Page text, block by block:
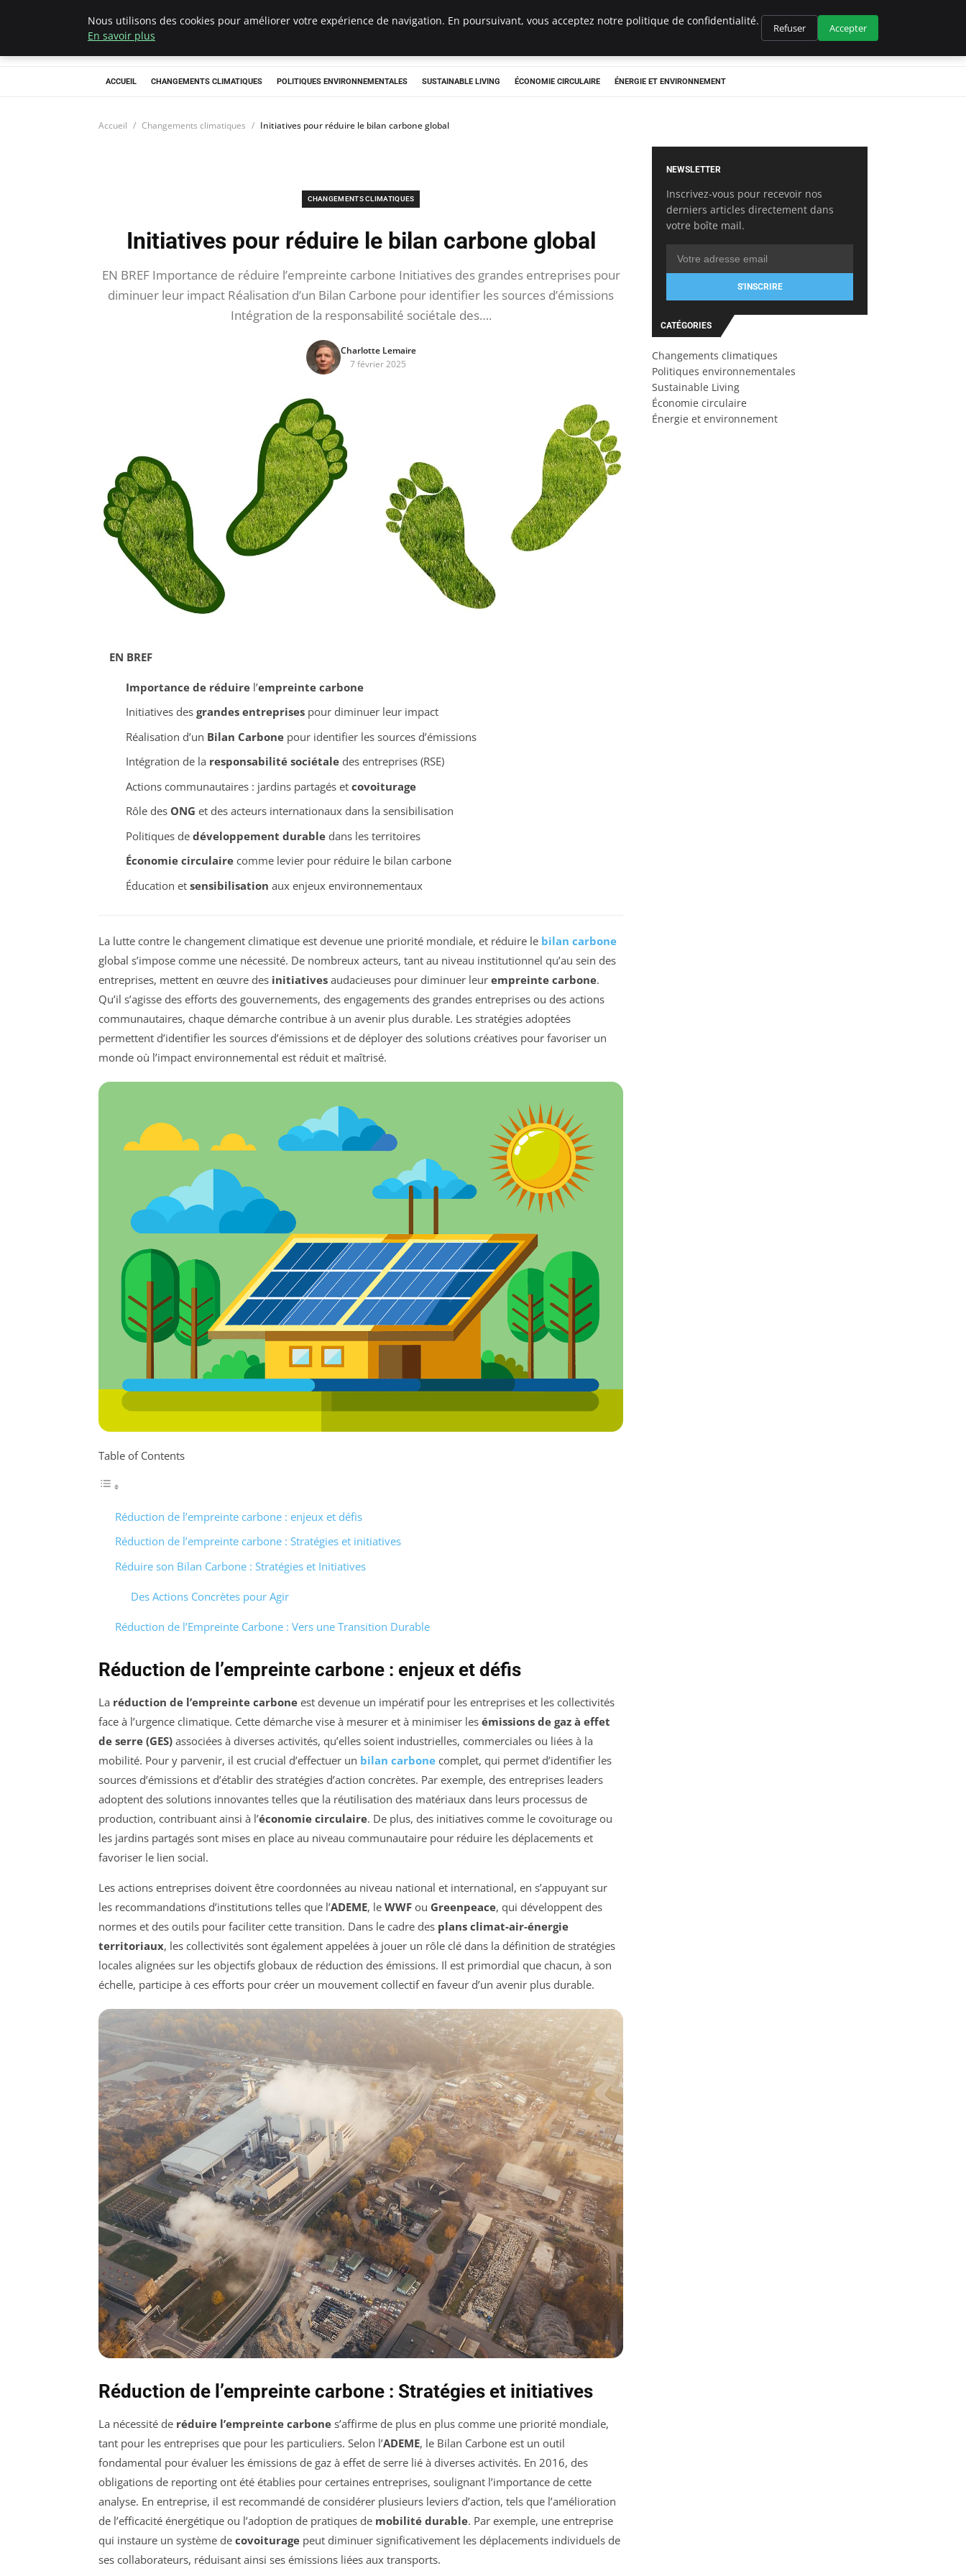
Climategatecountryclub.com
ACCUEIL CHANGEMENTS CLIMATIQUES POLITIQUES ENVIRONNEMENTALES SUSTAINABLE LIVING ÉCONOMIE CIRCULAIRE ÉNERGIE ET ENVIRONNEMENT
Accueil Changements climatiques Initiatives pour réduire le bilan carbone global
CHANGEMENTS CLIMATIQUES
Initiatives pour réduire le bilan carbone global
EN BREF Importance de réduire l’empreinte carbone Initiatives des grandes entreprises pour
diminuer leur impact Réalisation d’un Bilan Carbone pour identifier les sources d’émissions
Intégration de la responsabilité sociétale des….
Charlotte Lemaire
7 février 2025
EN BREF
Importance de réduirel’empreinte carbone
Initiatives des grandes entreprisespour diminuer leur impact
Réalisation d’un Bilan Carbonepour identifier les sources d’émissions
Intégration de la responsabilité sociétaledes entreprises (RSE)
Actions communautaires : jardins partagés et covoiturage
Rôle des ONG et des acteurs internationaux dans la sensibilisation
Politiques de développement durabledans les territoires
Économie circulairecomme levier pour réduire le bilan carbone
Éducation et sensibilisation aux enjeux environnementaux
La lutte contre le changement climatique est devenue une priorité mondiale, et réduire le bilan carbone
global s’impose comme une nécessité. De nombreux acteurs, tant au niveau institutionnel qu’au sein des
entreprises, mettent en œuvre des initiatives audacieuses pour diminuer leur empreinte carbone.
Qu’il s’agisse des efforts des gouvernements, des engagements des grandes entreprises ou des actions
communautaires, chaque démarche contribue à un avenir plus durable. Les stratégies adoptées
permettent d’identifier les sources d’émissions et de déployer des solutions créatives pour favoriser un
monde où l’impact environnemental est réduit et maîtrisé.
Table of Contents
Réduction de l’empreinte carbone : enjeux et défis
Réduction de l’empreinte carbone : Stratégies et initiatives
Réduire son Bilan Carbone : Stratégies et Initiatives
Des Actions Concrètes pour Agir
Réduction de l’Empreinte Carbone : Vers une Transition Durable
Réduction de l’empreinte carbone : enjeux et défis
La réduction de l’empreinte carbone est devenue un impératif pour les entreprises et les collectivités
face à l’urgence climatique. Cette démarche vise à mesurer et à minimiser les émissions de gaz à effet
de serre (GES) associées à diverses activités, qu’elles soient industrielles, commerciales ou liées à la
mobilité. Pour y parvenir, il est crucial d’effectuer un bilan carbone complet, qui permet d’identifier les
sources d’émissions et d’établir des stratégies d’action concrètes. Par exemple, des entreprises leaders
adoptent des solutions innovantes telles que la réutilisation des matériaux dans leurs processus de
production, contribuant ainsi à l’économie circulaire. De plus, des initiatives comme le covoiturage ou
les jardins partagés sont mises en place au niveau communautaire pour réduire les déplacements et
favoriser le lien social.
Les actions entreprises doivent être coordonnées au niveau national et international, en s’appuyant sur
les recommandations d’institutions telles que l’ADEME, le WWF ou Greenpeace, qui développent des
normes et des outils pour faciliter cette transition. Dans le cadre des plans climat-air-énergie
territoriaux, les collectivités sont également appelées à jouer un rôle clé dans la définition de stratégies
locales alignées sur les objectifs globaux de réduction des émissions. Il est primordial que chacun, à son
échelle, participe à ces efforts pour créer un mouvement collectif en faveur d’un avenir plus durable.
Réduction de l’empreinte carbone : Stratégies et initiatives
La nécessité de réduire l’empreinte carbone s’affirme de plus en plus comme une priorité mondiale,
tant pour les entreprises que pour les particuliers. Selon l’ADEME, le Bilan Carbone est un outil
fondamental pour évaluer les émissions de gaz à effet de serre lié à diverses activités. En 2016, des
obligations de reporting ont été établies pour certaines entreprises, soulignant l’importance de cette
analyse. En entreprise, il est recommandé de considérer plusieurs leviers d’action, tels que l’amélioration
de l’efficacité énergétique ou l’adoption de pratiques de mobilité durable. Par exemple, une entreprise
qui instaure un système de covoiturage peut diminuer significativement les déplacements individuels de
ses collaborateurs, réduisant ainsi ses émissions liées aux transports.
NEWSLETTER
Inscrivez-vous pour recevoir nos
derniers articles directement dans
votre boîte mail.
S'INSCRIRE
CATÉGORIES
Changements climatiques
Politiques environnementales
Sustainable Living
Économie circulaire
Énergie et environnement
Nous utilisons des cookies pour améliorer votre expérience de navigation. En poursuivant, vous acceptez notre politique de confidentialité.
En savoir plus
Refuser Accepter